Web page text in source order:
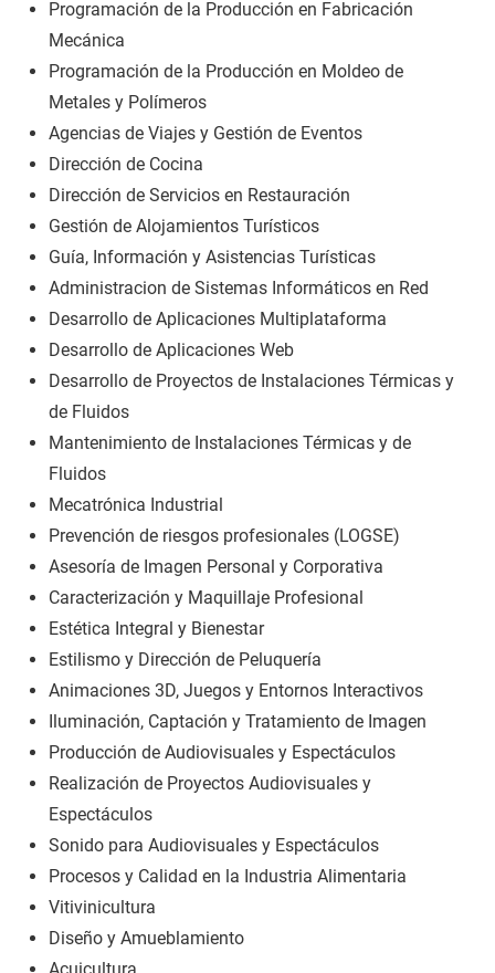
Programación de la Producción en Fabricación
Mecánica
Programación de la Producción en Moldeo de
Metales y Polímeros
Agencias de Viajes y Gestión de Eventos
Dirección de Cocina
Dirección de Servicios en Restauración
Gestión de Alojamientos Turísticos
Guía, Información y Asistencias Turísticas
Administracion de Sistemas Informáticos en Red
Desarrollo de Aplicaciones Multiplataforma
Desarrollo de Aplicaciones Web
Desarrollo de Proyectos de Instalaciones Térmicas y
de Fluidos
Mantenimiento de Instalaciones Térmicas y de
Fluidos
Mecatrónica Industrial
Prevención de riesgos profesionales (LOGSE)
Asesoría de Imagen Personal y Corporativa
Caracterización y Maquillaje Profesional
Estética Integral y Bienestar
Estilismo y Dirección de Peluquería
Animaciones 3D, Juegos y Entornos Interactivos
Iluminación, Captación y Tratamiento de Imagen
Producción de Audiovisuales y Espectáculos
Realización de Proyectos Audiovisuales y
Espectáculos
Sonido para Audiovisuales y Espectáculos
Procesos y Calidad en la Industria Alimentaria
Vitivinicultura
Diseño y Amueblamiento